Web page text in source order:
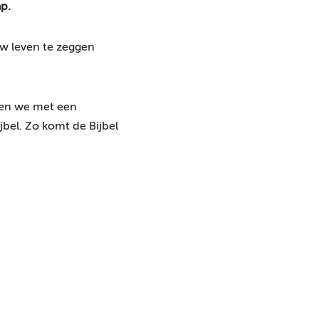
k
h
o
leven te zeggen
we met een
Zo komt de Bijbel